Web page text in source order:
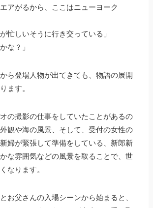
エアがるから、ここはニューヨーク
忙しいそうに行き交っている」
な？」
ら登場人物が出てきても、物語の展開
ます。
の撮影の仕事をしていたことがあるの
観や海の風景、そして、受付の女性の
婦が緊張して準備をしている、新郎新
な雰囲気などの風景を取ることで、世
なります。
お父さんの入場シーンから始まると、